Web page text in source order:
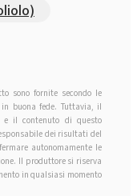
sono fornite secondo le
buona fede. Tuttavia, il
e il contenuto di questo
dei risultati del
autonomamente le
Il produttore si riserva
in qualsiasi momento